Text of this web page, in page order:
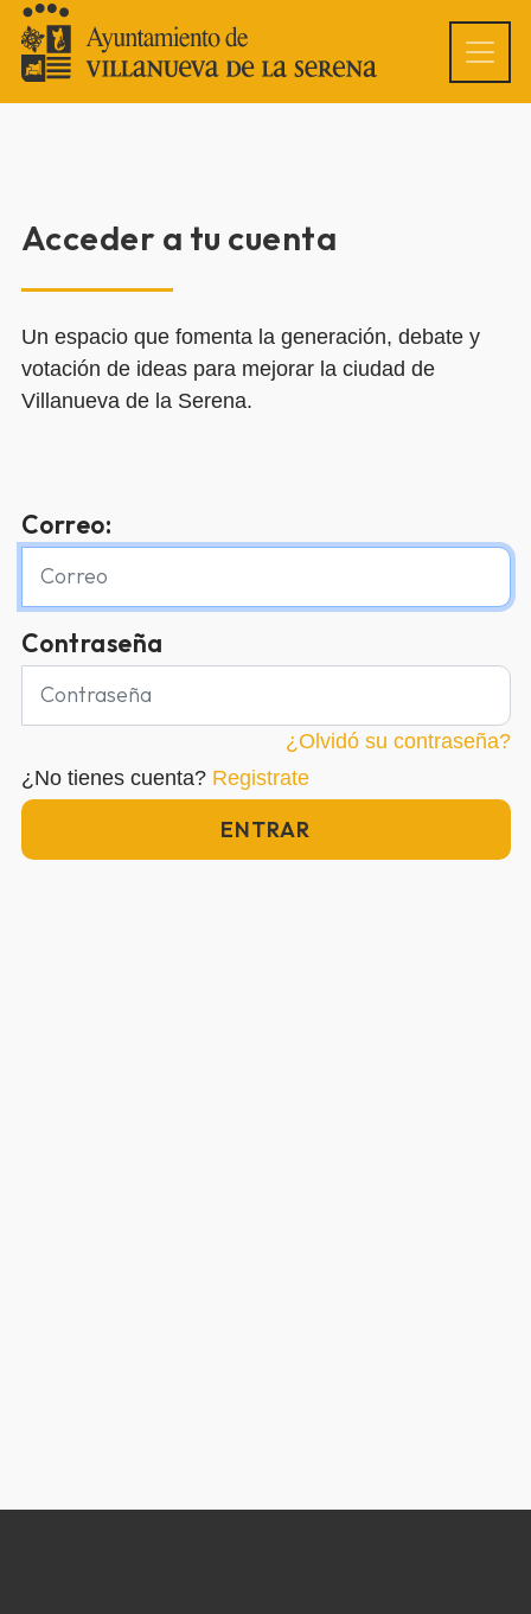
Acceder a tu cuenta
Un espacio que fomenta la generación, debate y
votación de ideas para mejorar la ciudad de
Villanueva de la Serena.
Correo:
Contraseña
¿Olvidó su contraseña?
¿No tienes cuenta? Registrate
ENTRAR